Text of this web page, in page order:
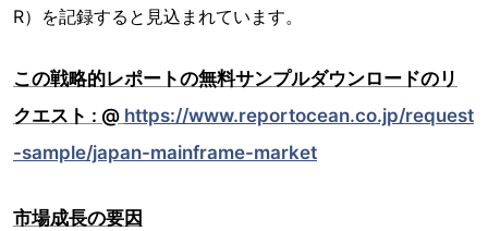
R）を記録すると見込まれています。
この戦略的レポートの無料サンプルダウンロードのリ
クエスト : @ https://www.reportocean.co.jp/request
-sample/japan-mainframe-market
市場成長の要因